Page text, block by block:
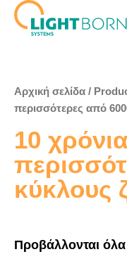
Μετάβαση
στο
Αρχική σελίδα /
περισσότερες από
10
κύκλους
Προβάλλονται